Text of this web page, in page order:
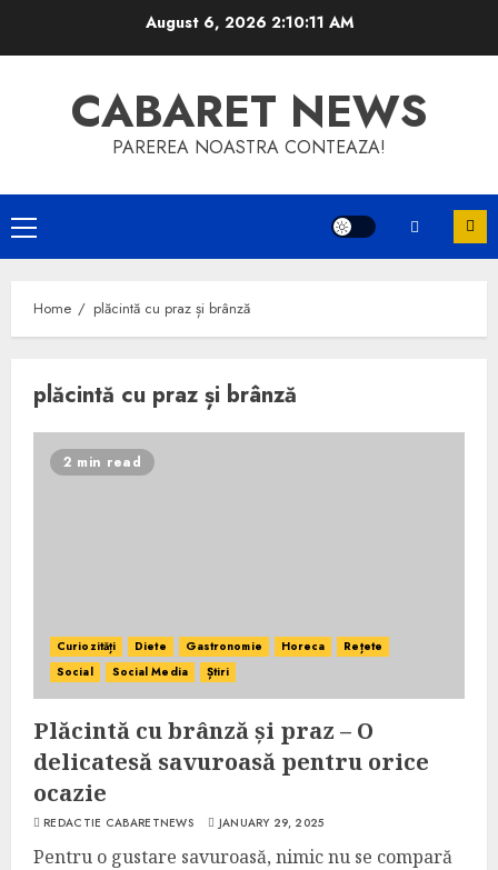
August 6, 2026 2:10:11 AM
CABARET NEWS
PAREREA NOASTRA CONTEAZA!
Primary
Menu
Home plăcintă cu praz și brânză
plăcintă cu praz și brânză
2 min read
Curiozități Diete Gastronomie Horeca
Rețete
Social
Social Media Știri
Plăcintă cu brânză și praz – O
delicatesă savuroasă pentru orice
ocazie
REDACTIE CABARETNEWS JANUARY 29, 2025
Pentru o gustare savuroasă, nimic nu se compară